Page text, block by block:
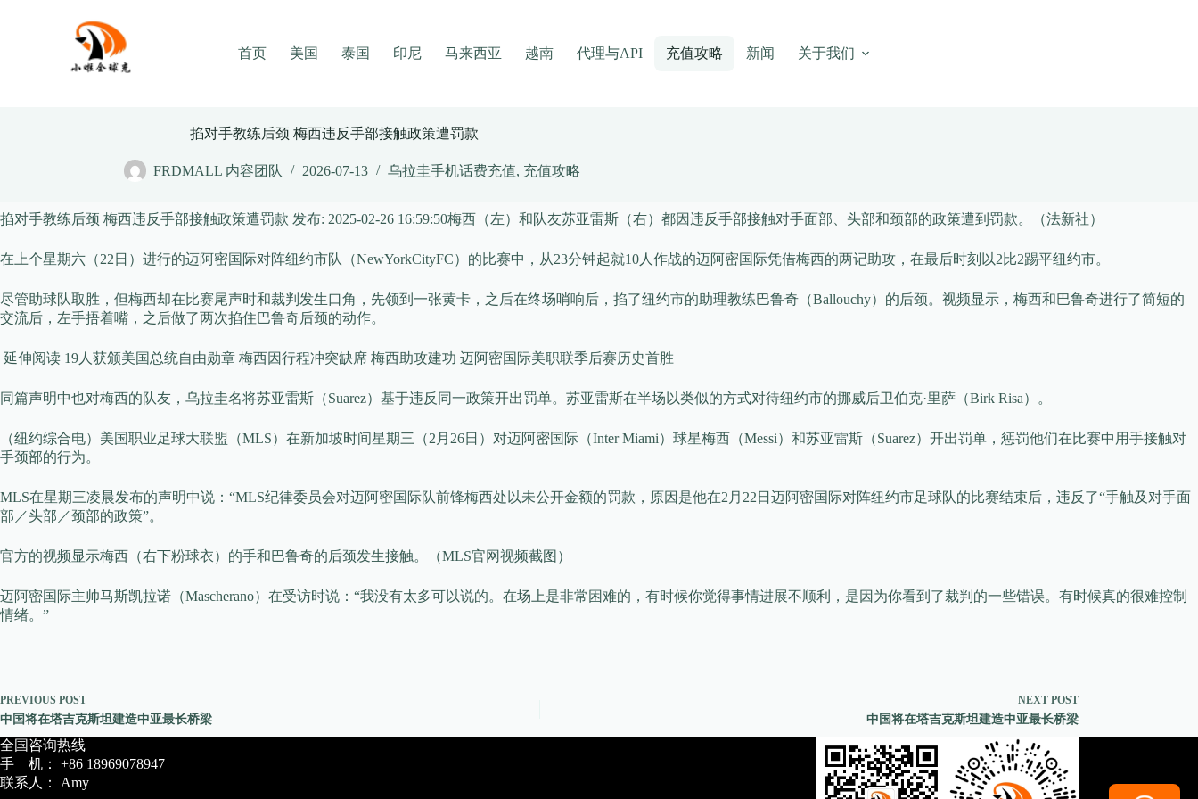
首页
美国 泰国 印尼 马来西亚 越南 代理与API 充值攻略 新闻 关于我们
掐对手教练后颈 梅西违反手部接触政策遭罚款
FRDMALL 内容团队 2026-07-13 乌拉圭手机话费充值, 充值攻略
掐对手教练后颈 梅西违反手部接触政策遭罚款 发布: 2025-02-26 16:59:50梅西（左）和队友苏亚雷斯（右）都因违反手部接触对手面部、头部和颈部的政策遭到罚款。（法新社）
在上个星期六（22日）进行的迈阿密国际对阵纽约市队（NewYorkCityFC）的比赛中，从23分钟起就10人作战的迈阿密国际凭借梅西的两记助攻，在最后时刻以2比2踢平纽约市。
尽管助球队取胜，但梅西却在比赛尾声时和裁判发生口角，先领到一张黄卡，之后在终场哨响后，掐了纽约市的助理教练巴鲁奇（Ballouchy）的后颈。视频显示，梅西和巴鲁奇进行了简短的
交流后，左手捂着嘴，之后做了两次掐住巴鲁奇后颈的动作。
延伸阅读 19人获颁美国总统自由勋章 梅西因行程冲突缺席 梅西助攻建功 迈阿密国际美职联季后赛历史首胜
同篇声明中也对梅西的队友，乌拉圭名将苏亚雷斯（Suarez）基于违反同一政策开出罚单。苏亚雷斯在半场以类似的方式对待纽约市的挪威后卫伯克·里萨（Birk Risa）。
（纽约综合电）美国职业足球大联盟（MLS）在新加坡时间星期三（2月26日）对迈阿密国际（Inter Miami）球星梅西（Messi）和苏亚雷斯（Suarez）开出罚单，惩罚他们在比赛中用手接触对
手颈部的行为。
MLS在星期三凌晨发布的声明中说：“MLS纪律委员会对迈阿密国际队前锋梅西处以未公开金额的罚款，原因是他在2月22日迈阿密国际对阵纽约市足球队的比赛结束后，违反了“手触及对手面
部／头部／颈部的政策”。
官方的视频显示梅西（右下粉球衣）的手和巴鲁奇的后颈发生接触。（MLS官网视频截图）
迈阿密国际主帅马斯凯拉诺（Mascherano）在受访时说：“我没有太多可以说的。在场上是非常困难的，有时候你觉得事情进展不顺利，是因为你看到了裁判的一些错误。有时候真的很难控制
情绪。”
PREVIOUS POST
中国将在塔吉克斯坦建造中亚最长桥梁
NEXT POST
中国将在塔吉克斯坦建造中亚最长桥梁
全国咨询热线
手 机： +86 18969078947
联系人： Amy